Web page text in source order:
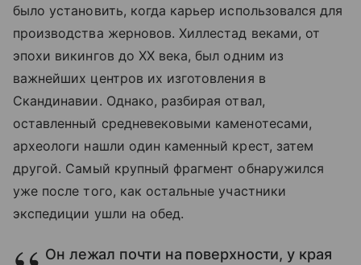
было установить, когда карьер использовался для
производства жерновов. Хиллестад веками, от
эпохи викингов до XX века, был одним из
важнейших центров их изготовления в
Скандинавии. Однако, разбирая отвал,
оставленный средневековыми каменотесами,
археологи нашли один каменный крест, затем
другой. Самый крупный фрагмент обнаружился
уже после того, как остальные участники
экспедиции ушли на обед.
Он лежал почти на поверхности, у края